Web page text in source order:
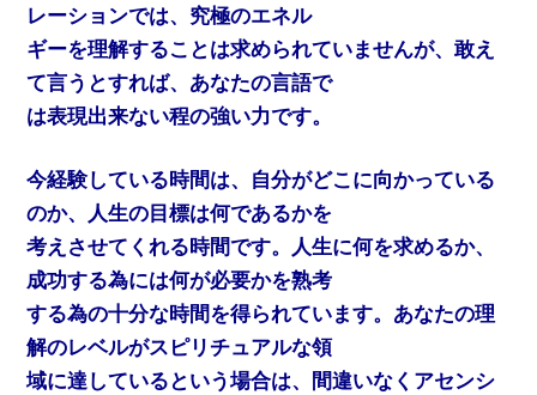
レーションでは、究極のエネル
ギーを理解することは求められていませんが、敢え
て言うとすれば、あなたの言語で
は表現出来ない程の強い力です。
今経験している時間は、自分がどこに向かっている
のか、人生の目標は何であるかを
考えさせてくれる時間です。人生に何を求めるか、
成功する為には何が必要かを熟考
する為の十分な時間を得られています。あなたの理
解のレベルがスピリチュアルな領
域に達しているという場合は、間違いなくアセンシ